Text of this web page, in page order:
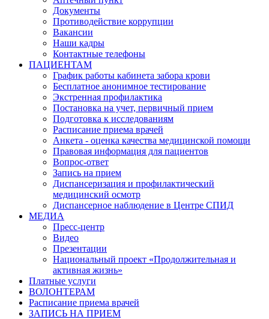
Документы
Противодействие коррупции
Вакансии
Наши кадры
Контактные телефоны
ПАЦИЕНТАМ
График работы кабинета забора крови
Бесплатное анонимное тестирование
Экстренная профилактика
Постановка на учет, первичный прием
Подготовка к исследованиям
Расписание приема врачей
Анкета - оценка качества медицинской помощи
Правовая информация для пациентов
Вопрос-ответ
Запись на прием
Диспансеризация и профилактический
медицинский осмотр
Диспансерное наблюдение в Центре СПИД
МЕДИА
Пресс-центр
Видео
Презентации
Национальный проект «Продолжительная и
активная жизнь»
Платные услуги
ВОЛОНТЕРАМ
Расписание приема врачей
ЗАПИСЬ НА ПРИЕМ